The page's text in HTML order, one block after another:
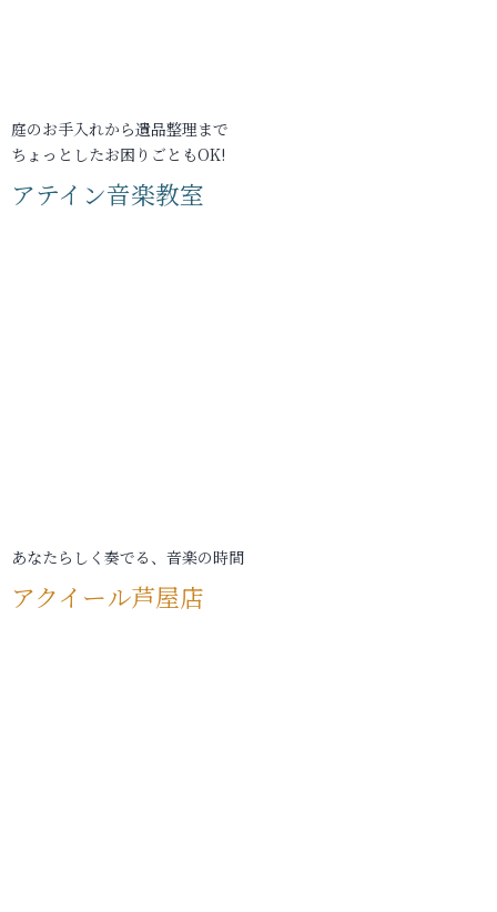
庭のお手入れから遺品整理まで
ちょっとしたお困りごともOK!
アテイン音楽教室
あなたらしく奏でる、音楽の時間
アクイール芦屋店